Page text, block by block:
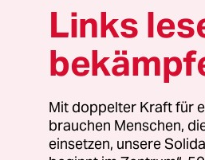
ungerührt, ein
sollten Flächen für
Mitglied des
hatte die
ersetzt.
der, und ich schrieb mit.
Links
Mit doppelter Kraft für
brauchen Menschen,
einsetzen, unsere